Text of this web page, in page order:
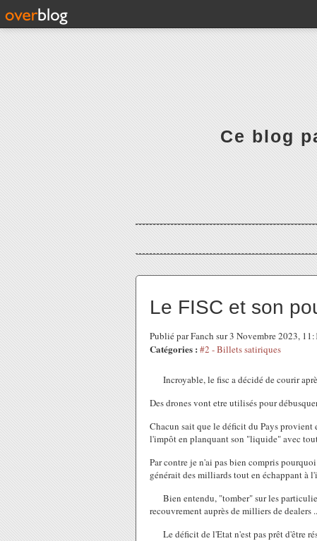
Ce blog
Le FISC et son
Publié par Fanch sur 3 Novembre 2023,
Catégories : #2 - Billets satiriques
Incroyable, le fisc a décidé de courir
Des drones vont etre utilisés pour
Chacun sait que le déficit du Pays provient
l'impôt en planquant son "liquide" avec
Par contre je n'ai pas bien compris
générait des milliards tout en échappant à
Bien entendu, "tomber" sur les
recouvrement auprès de milliers de dealers
Le déficit de l'Etat n'est pas prêt d'être